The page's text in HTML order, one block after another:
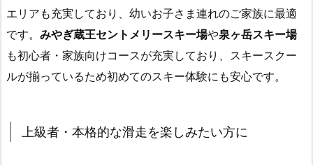
エリアも充実しており、幼いお子さま連れのご家族に最適
です。 みやぎ蔵王セントメリースキー場や泉ヶ岳スキー場
も初心者・家族向けコースが充実しており、スキースクー
ルが揃っているため初めてのスキー体験にも安心です。
上級者・本格的な滑走を楽しみたい方に